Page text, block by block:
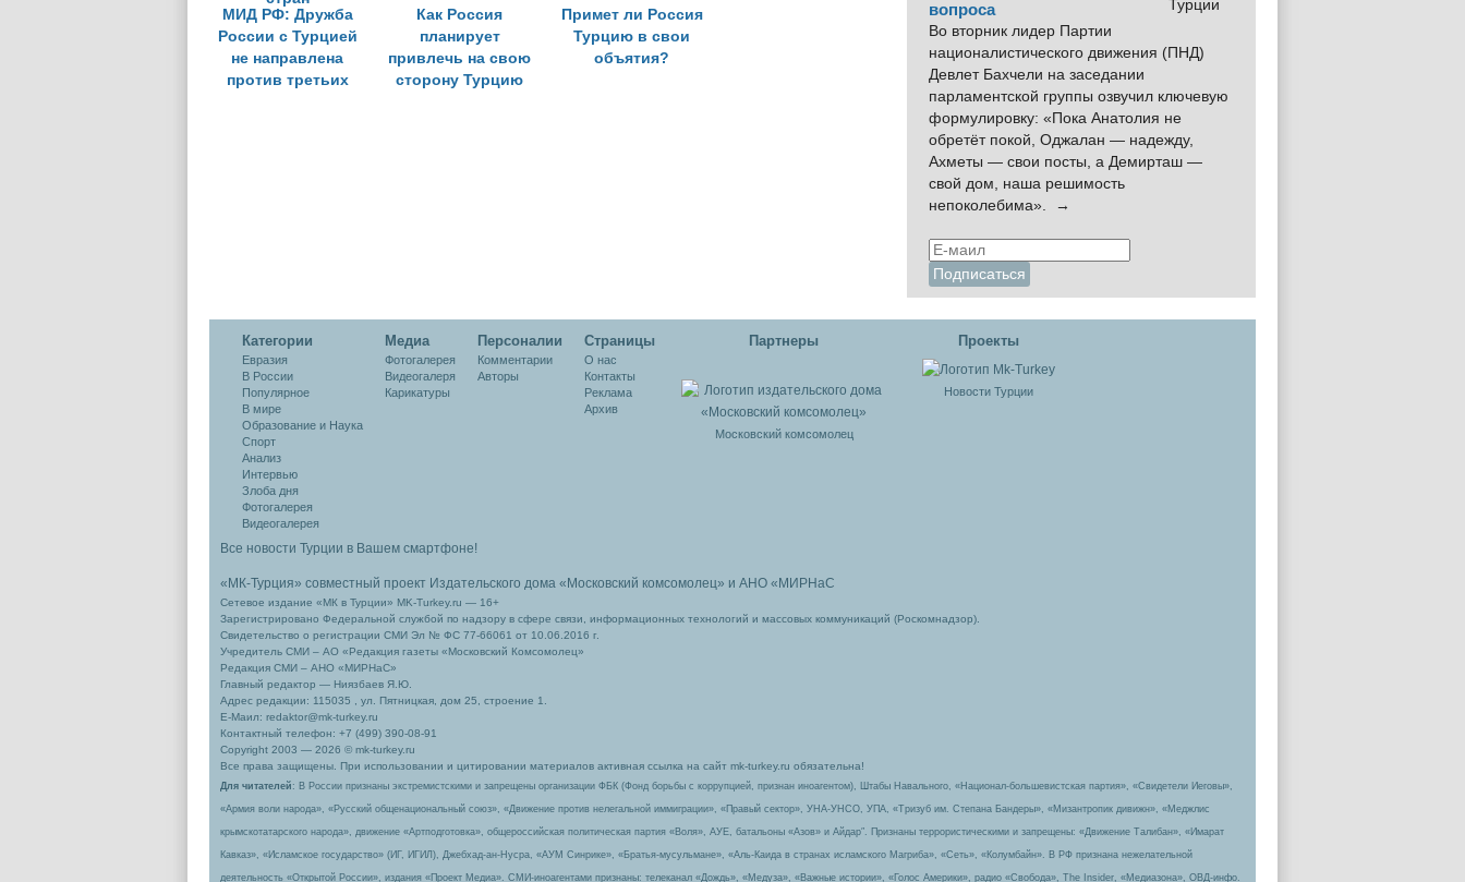
МИД РФ: Дружба
России с Турцией
не направлена
против третьих
Как Россия
планирует
привлечь на свою
сторону Турцию
Примет ли Россия
Турцию в свои
объятия?
вопроса
Во вторник лидер Партии
националистического движения (ПНД)
Девлет Бахчели на заседании
парламентской группы озвучил ключевую
формулировку: «Пока Анатолия не
обретёт покой, Оджалан — надежду,
Ахметы — свои посты, а Демирташ —
свой дом, наша решимость
непоколебима». →
Категории
Евразия
В России
Популярное
В мире
Образование и Наука
Спорт
Анализ
Интервью
Злоба дня
Фотогалерея
Видеогалерея
Медиа
Фотогалерея
Видеогалеря
Карикатуры
Персоналии
Комментарии
Авторы
Cтраницы
О нас
Контакты
Реклама
Архив
Партнеры
Московский комсомолец
Проекты
Новости Турции
Все новости Турции в Вашем смартфоне!
«МК-Турция» совместный проект Издательского дома «Московский комсомолец» и АНО «МИРНаС
Сетевое издание «МК в Турции» MK-Turkey.ru — 16+
Зарегистрировано Федеральной службой по надзору в сфере связи, информационных технологий и массовых коммуникаций (Роскомнадзор).
Свидетельство о регистрации СМИ Эл № ФС 77-66061 от 10.06.2016 г.
Учредитель СМИ – АО «Редакция газеты «Московский Комсомолец»
Редакция СМИ – АНО «МИРНаС»
Главный редактор — Ниязбаев Я.Ю.
Адрес редакции: 115035 , ул. Пятницкая, дом 25, строение 1.
Е-Маил: redaktor@mk-turkey.ru
Контактный телефон: +7 (499) 390-08-91
Copyright 2003 — 2026 © mk-turkey.ru
Все права защищены. При использовании и цитировании материалов активная ссылка на сайт mk-turkey.ru обязательна!
Для читателей : В России признаны экстремистскими и запрещены организации ФБК (Фонд борьбы с коррупцией, признан иноагентом), Штабы Навального, «Национал-большевистская партия», «Свидетели Иеговы»,
«Армия воли народа», «Русский общенациональный союз», «Движение против нелегальной иммиграции», «Правый сектор», УНА-УНСО, УПА, «Тризуб им. Степана Бандеры», «Мизантропик дивижн», «Меджлис
крымскотатарского народа», движение «Артподготовка», общероссийская политическая партия «Воля», АУЕ, батальоны «Азов» и Айдар″. Признаны террористическими и запрещены: «Движение Талибан», «Имарат
Кавказ», «Исламское государство» (ИГ, ИГИЛ), Джебхад-ан-Нусра, «АУМ Синрике», «Братья-мусульмане», «Аль-Каида в странах исламского Магриба», «Сеть», «Колумбайн». В РФ признана нежелательной
деятельность «Открытой России», издания «Проект Медиа». СМИ-иноагентами признаны: телеканал «Дождь», «Медуза», «Важные истории», «Голос Америки», радио «Свобода», The Insider, «Медиазона», ОВД-инфо.